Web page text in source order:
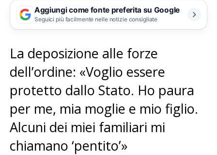
Aggiungi come fonte preferita su Google
Seguici più facilmente nelle notizie consigliate
La deposizione alle forze
dell’ordine: «Voglio essere
protetto dallo Stato. Ho paura
per me, mia moglie e mio figlio.
Alcuni dei miei familiari mi
chiamano ‘pentito’»